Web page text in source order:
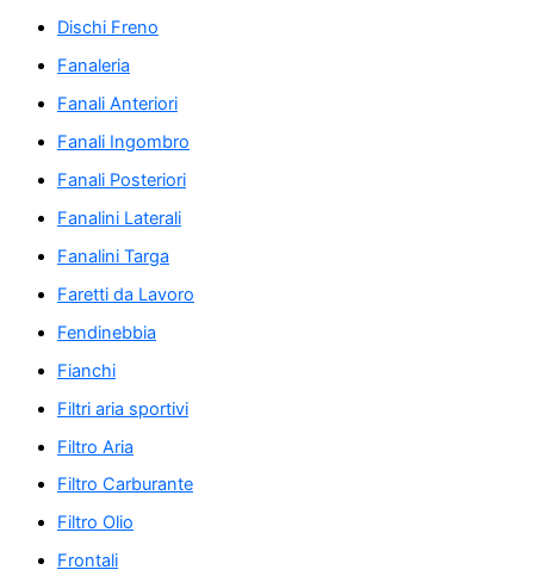
Dischi Freno
Fanaleria
Fanali Anteriori
Fanali Ingombro
Fanali Posteriori
Fanalini Laterali
Fanalini Targa
Faretti da Lavoro
Fendinebbia
Fianchi
Filtri aria sportivi
Filtro Aria
Filtro Carburante
Filtro Olio
Frontali